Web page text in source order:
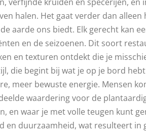
halen. Het gaat verder dan alleen
aarde ons biedt. Elk gerecht kan
en de seizoenen. Dit soort
en texturen ontdekt die je
die begint bij wat je op je bord
meer bewuste energie. Mensen
waardering voor de
en waar je met volle teugen kunt
en duurzaamheid, wat resulteert in